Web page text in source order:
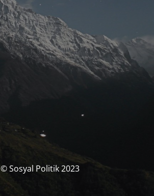
© Sosyal Politik 2023